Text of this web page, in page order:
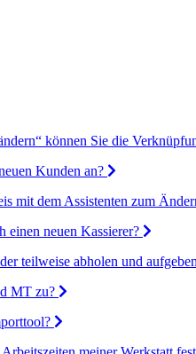
können Sie die
Kunden an?
mit dem Assistenten zum
einen neuen Kassierer?
teilweise abholen und
MT zu?